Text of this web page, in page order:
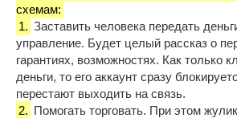
схемам:
1. Заставить человека передать
управление. Будет целый рассказ о
гарантиях, возможностях. Как только
деньги, то его аккаунт сразу
перестают выходить на связь.
2. Помогать торговать. При этом